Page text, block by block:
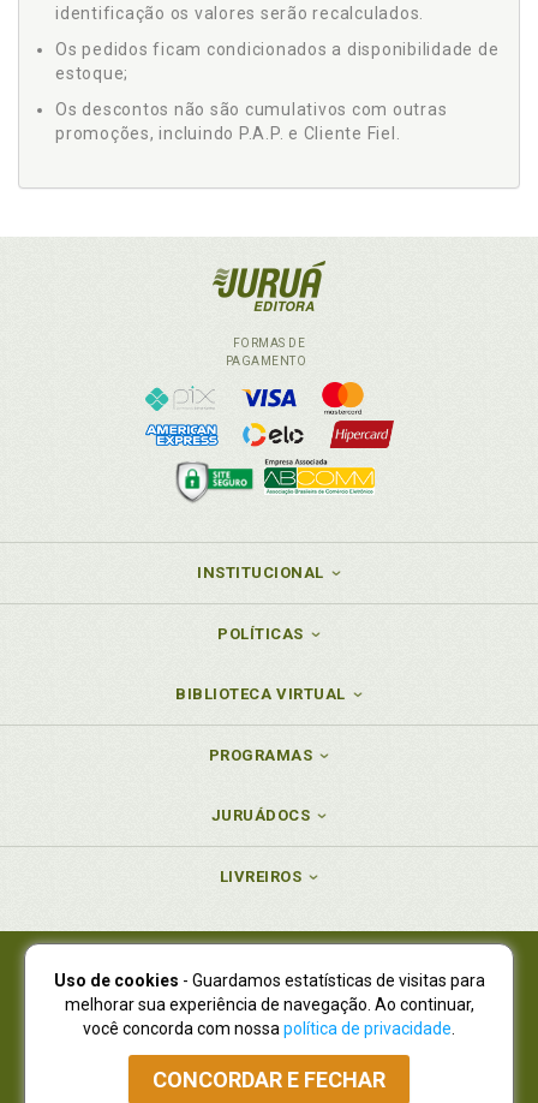
identificação os valores serão recalculados.
Os pedidos ficam condicionados a disponibilidade de
estoque;
Os descontos não são cumulativos com outras
promoções, incluindo P.A.P. e Cliente Fiel.
FORMAS DE
PAGAMENTO
INSTITUCIONAL
POLÍTICAS
BIBLIOTECA VIRTUAL
PROGRAMAS
JURUÁDOCS
LIVREIROS
Juruá Editora Ltda., CNPJ 77.535.508/0001-19
Juruá Informática Ltda., CNPJ 01.701.561/0001-80
NOVO ENDEREÇO:R. Flávio Dallegrave, 7665, São Lourenço |
Curitiba - Paraná - CEP 82210-310
Atendimento: (41) 4009-3900|Vendas Atacado: (41) 4009-3939
Uso de cookies - Guardamos estatísticas de visitas para
melhorar sua experiência de navegação. Ao continuar,
você concorda com nossa política de privacidade
CONCORDAR E FECHAR